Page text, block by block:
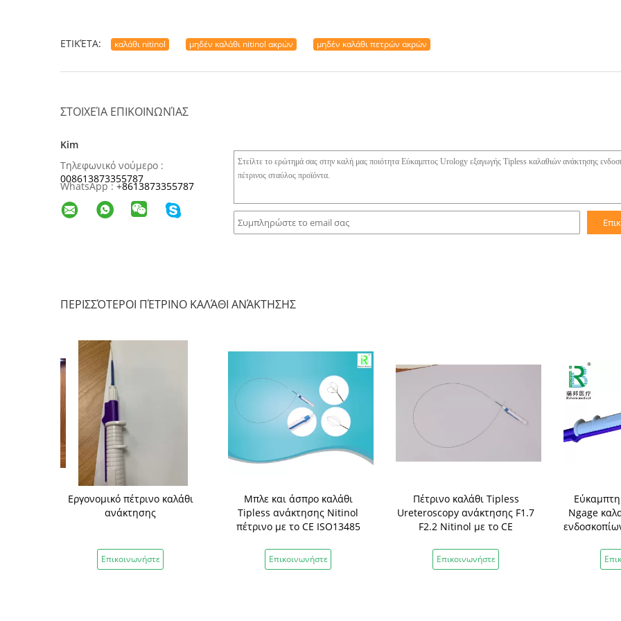
ΕΤΙΚΈΤΑ: καλάθι nitinol μηδέν καλάθι nitinol ακρών μηδέν καλάθι πετρών ακρών
ΣΤΟΙΧΕΊΑ ΕΠΙΚΟΙΝΩΝΊΑΣ
Kim
Τηλεφωνικό νούμερο :
008613873355787
WhatsApp :+8613873355787
ΠΕΡΙΣΣΌΤΕΡΟΙ ΠΈΤΡΙΝΟ ΚΑΛΆΘΙ ΑΝΆΚΤΗΣΗΣ
Εργονομικό πέτρινο καλάθι
ανάκτησης
Επικοινωνήστε
Μπλε και άσπρο καλάθι
Tipless ανάκτησης Nitinol
πέτρινο με το CE ISO13485
Επικοινωνήστε
Πέτρινο καλάθι Tipless
Ureteroscopy ανάκτησης F1.7
F2.2 Nitinol με το CE
Επικοινωνήστε
Ngage